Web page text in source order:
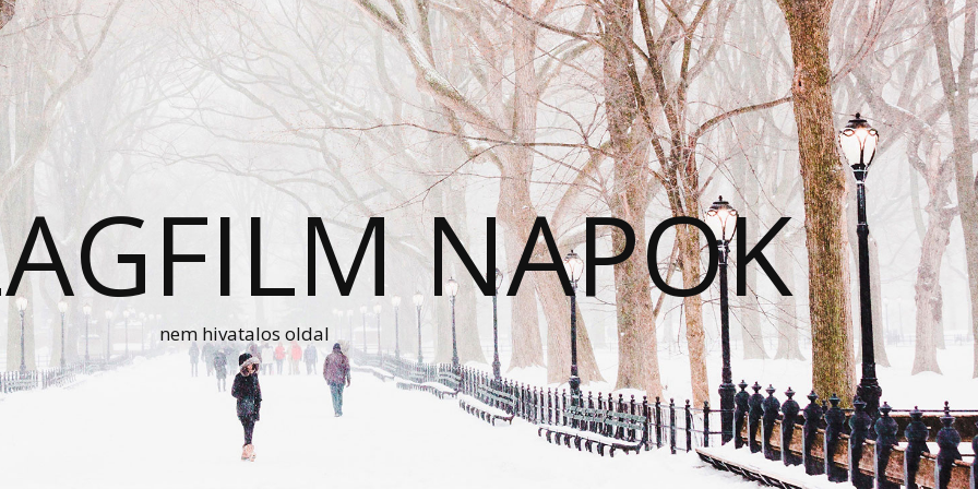
NAPOK
nem hivatalos oldal